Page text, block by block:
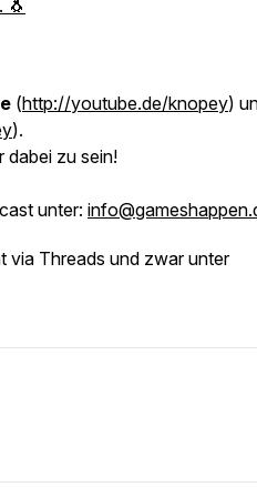
🐧
(http://youtube.de/knopey)
).
dabei zu sein!
unter:
via Threads und zwar unter